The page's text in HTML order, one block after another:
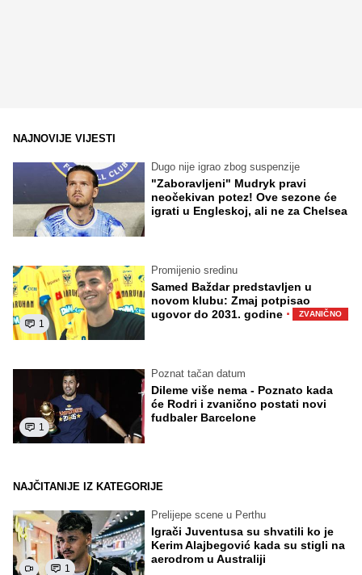
NAJNOVIJE VIJESTI
Dugo nije igrao zbog suspenzije
"Zaboravljeni" Mudryk pravi
neočekivan potez! Ove sezone će
igrati u Engleskoj, ali ne za Chelsea
1
Promijenio sredinu
Samed Baždar predstavljen u
novom klubu: Zmaj potpisao
ugovor do 2031. godine · ZVANIČNO
1
Poznat tačan datum
Dileme više nema - Poznato kada
će Rodri i zvanično postati novi
fudbaler Barcelone
NAJČITANIJE IZ KATEGORIJE
1
Prelijepe scene u Perthu
Igrači Juventusa su shvatili ko je
Kerim Alajbegović kada su stigli na
aerodrom u Australiji